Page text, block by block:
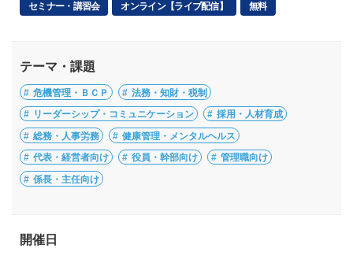
セミナー・講習会 オンライン【ライブ配信】 無料
テーマ・課題
危機管理・ＢＣＰ 法務・知財・税制
リーダーシップ・コミュニケーション 採用・人材育成
総務・人事労務 健康管理・メンタルヘルス
代表・経営者向け 役員・幹部向け 管理職向け
係長・主任向け
開催日